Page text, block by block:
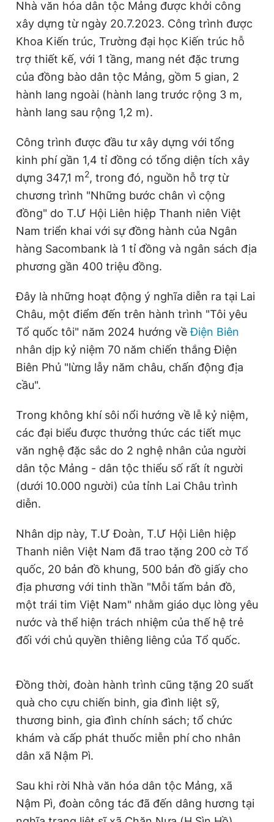
Giấy phép xuất bản số 110/GP - BTTTT cấp ngày 24.3.2020
© 2003-2026 Bản quyền thuộc về Báo Thanh Niên. Cấm sao
chép dưới mọi hình thức nếu không có sự chấp thuận bằng văn
bản. Phát triển bởi ePi Technologies, JSC.
Nhà văn hóa dân tộc Mảng được khởi công
xây dựng từ ngày 20.7.2023. Công trình được
Khoa Kiến trúc, Trường đại học Kiến trúc hỗ
trợ thiết kế, với 1 tầng, mang nét đặc trưng
của đồng bào dân tộc Mảng, gồm 5 gian, 2
hành lang ngoài (hành lang trước rộng 3 m,
hành lang sau rộng 1,2 m).
Công trình được đầu tư xây dựng với tổng
kinh phí gần 1,4 tỉ đồng có tổng diện tích xây
dựng 347,1 m2, trong đó, nguồn hỗ trợ từ
chương trình "Những bước chân vì cộng
đồng" do T.Ư Hội Liên hiệp Thanh niên Việt
Nam triển khai với sự đồng hành của Ngân
hàng Sacombank là 1 tỉ đồng và ngân sách địa
phương gần 400 triệu đồng.
Đây là những hoạt động ý nghĩa diễn ra tại Lai
Châu, một điểm đến trên hành trình "Tôi yêu
Tổ quốc tôi" năm 2024 hướng vềĐiện Biên
nhân dịp kỷ niệm 70 năm chiến thắng Điện
Biên Phủ "lừng lẫy năm châu, chấn động địa
cầu".
Trong không khí sôi nổi hướng về lễ kỷ niệm,
các đại biểu được thưởng thức các tiết mục
văn nghệ đặc sắc do 2 nghệ nhân của người
dân tộc Mảng - dân tộc thiểu số rất ít người
(dưới 10.000 người) của tỉnh Lai Châu trình
diễn.
Nhân dịp này, T.Ư Đoàn, T.Ư Hội Liên hiệp
Thanh niên Việt Nam đã trao tặng 200 cờ Tổ
quốc, 20 bản đồ khung, 500 bản đồ giấy cho
địa phương với tinh thần "Mỗi tấm bản đồ,
một trái tim Việt Nam" nhằm giáo dục lòng yêu
nước và thể hiện trách nhiệm của thế hệ trẻ
đối với chủ quyền thiêng liêng của Tổ quốc.
Đồng thời, đoàn hành trình cũng tặng 20 suất
quà cho cựu chiến binh, gia đình liệt sỹ,
thương binh, gia đình chính sách; tổ chức
khám và cấp phát thuốc miễn phí cho nhân
dân xã Nậm Pì.
Sau khi rời Nhà văn hóa dân tộc Mảng, xã
Nậm Pì, đoàn công tác đã đến dâng hương tại